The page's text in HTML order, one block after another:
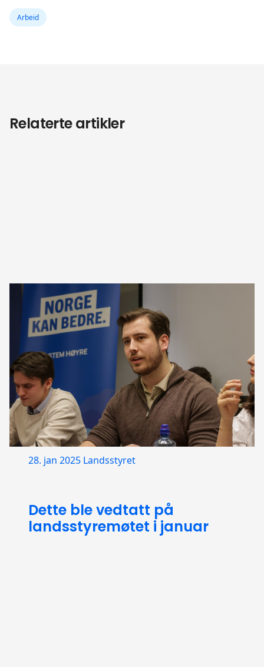
Arbeid
Relaterte artikler
28. jan 2025 Landsstyret
Dette ble vedtatt på
landsstyremøtet i januar